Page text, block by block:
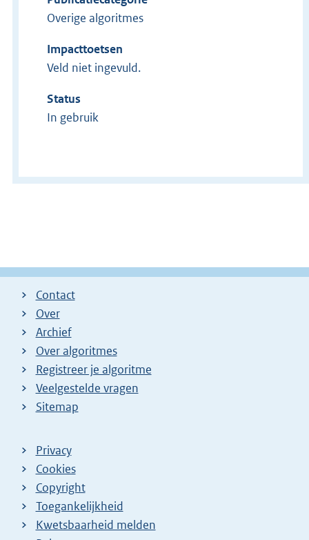
Overige algoritmes
Impacttoetsen
Veld niet ingevuld.
Status
In gebruik
Contact
Over
Archief
Over algoritmes
Registreer je algoritme
Veelgestelde vragen
Sitemap
Privacy
Cookies
Copyright
Toegankelijkheid
Kwetsbaarheid melden